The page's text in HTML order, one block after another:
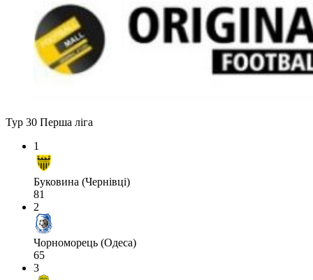
Тур 30 Перша ліга
1
Буковина (Чернівці)
81
2
Чорноморець (Одеса)
65
3